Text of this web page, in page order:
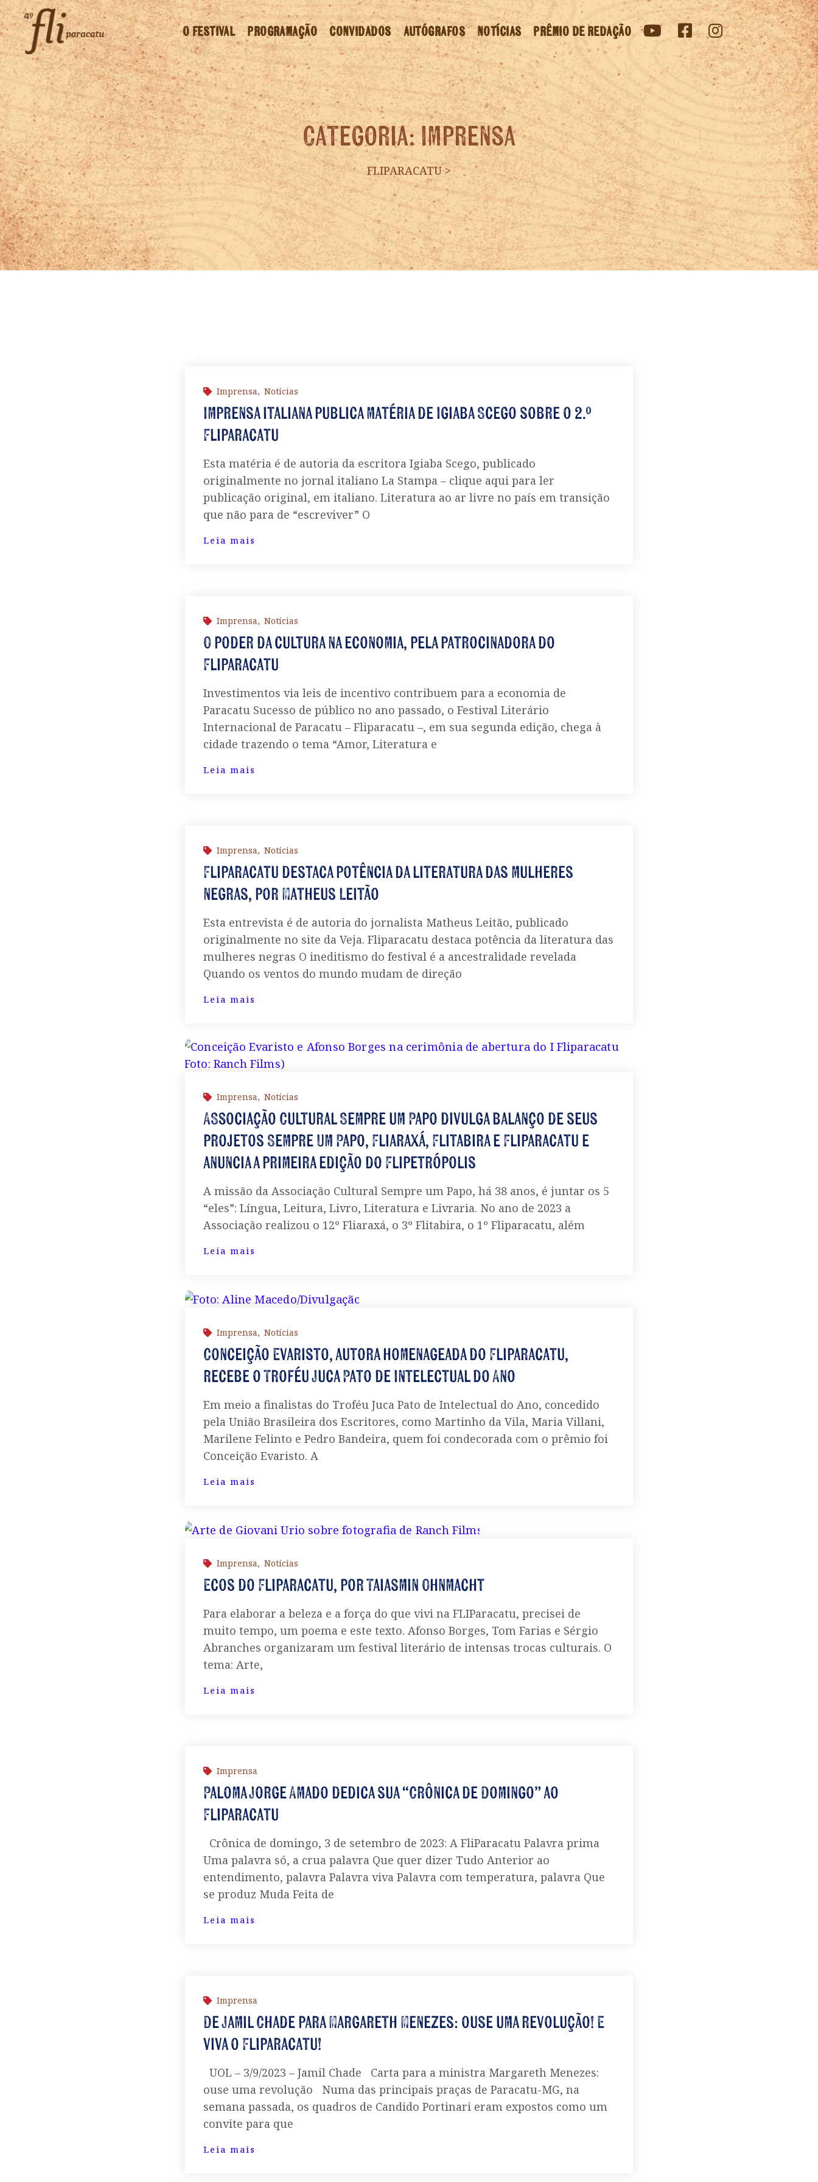
O FESTIVAL PROGRAMAÇÃO CONVIDADOS AUTÓGRAFOS NOTÍCIAS PRÊMIO DE REDAÇÃO
Categoria:Imprensa
FLIPARACATU>
Imprensa, Notícias
Imprensa italiana publica matéria de Igiaba Scego sobre o 2.º
Fliparacatu
Esta matéria é de autoria da escritora Igiaba Scego, publicado
originalmente no jornal italiano La Stampa – clique aqui para ler
publicação original, em italiano. Literatura ao ar livre no país em transição
que não para de “escreviver” O
Leia mais
Imprensa, Notícias
O poder da cultura na economia, pela patrocinadora do
Fliparacatu
Investimentos via leis de incentivo contribuem para a economia de
Paracatu Sucesso de público no ano passado, o Festival Literário
Internacional de Paracatu – Fliparacatu –, em sua segunda edição, chega à
cidade trazendo o tema “Amor, Literatura e
Leia mais
Imprensa, Notícias
Fliparacatu destaca potência da literatura das mulheres
negras, por Matheus Leitão
Esta entrevista é de autoria do jornalista Matheus Leitão, publicado
originalmente no site da Veja. Fliparacatu destaca potência da literatura das
mulheres negras O ineditismo do festival é a ancestralidade revelada
Quando os ventos do mundo mudam de direção
Leia mais
Imprensa, Notícias
Associação Cultural Sempre um Papo divulga balanço de seus
projetos Sempre Um Papo, Fliaraxá, Flitabira e Fliparacatu e
anuncia a primeira edição do Flipetrópolis
A missão da Associação Cultural Sempre um Papo, há 38 anos, é juntar os 5
“eles”: Língua, Leitura, Livro, Literatura e Livraria. No ano de 2023 a
Associação realizou o 12º Fliaraxá, o 3º Flitabira, o 1º Fliparacatu, além
Leia mais
Imprensa, Notícias
Conceição Evaristo, autora homenageada do Fliparacatu,
recebe o Troféu Juca Pato de Intelectual do Ano
Em meio a finalistas do Troféu Juca Pato de Intelectual do Ano, concedido
pela União Brasileira dos Escritores, como Martinho da Vila, Maria Villani,
Marilene Felinto e Pedro Bandeira, quem foi condecorada com o prêmio foi
Conceição Evaristo. A
Leia mais
Imprensa, Notícias
Ecos do Fliparacatu, por Taiasmin Ohnmacht
Para elaborar a beleza e a força do que vivi na FLIParacatu, precisei de
muito tempo, um poema e este texto. Afonso Borges, Tom Farias e Sérgio
Abranches organizaram um festival literário de intensas trocas culturais. O
tema: Arte,
Leia mais
Imprensa
Paloma Jorge Amado dedica sua “Crônica de Domingo” ao
Fliparacatu
Crônica de domingo, 3 de setembro de 2023: A FliParacatu Palavra prima
Uma palavra só, a crua palavra Que quer dizer Tudo Anterior ao
entendimento, palavra Palavra viva Palavra com temperatura, palavra Que
se produz Muda Feita de
Leia mais
Imprensa
De Jamil Chade para Margareth Menezes: ouse uma revolução! E
viva o Fliparacatu!
UOL – 3/9/2023 – Jamil Chade Carta para a ministra Margareth Menezes:
ouse uma revolução Numa das principais praças de Paracatu-MG, na
semana passada, os quadros de Candido Portinari eram expostos como um
convite para que
Leia mais